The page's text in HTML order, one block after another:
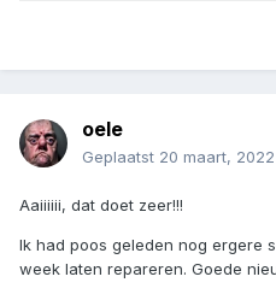
oele
Geplaatst 20 maart, 2022
Aaiiiiii, dat doet zeer!!!
Ik had poos geleden nog ergere
week laten repareren. Goede